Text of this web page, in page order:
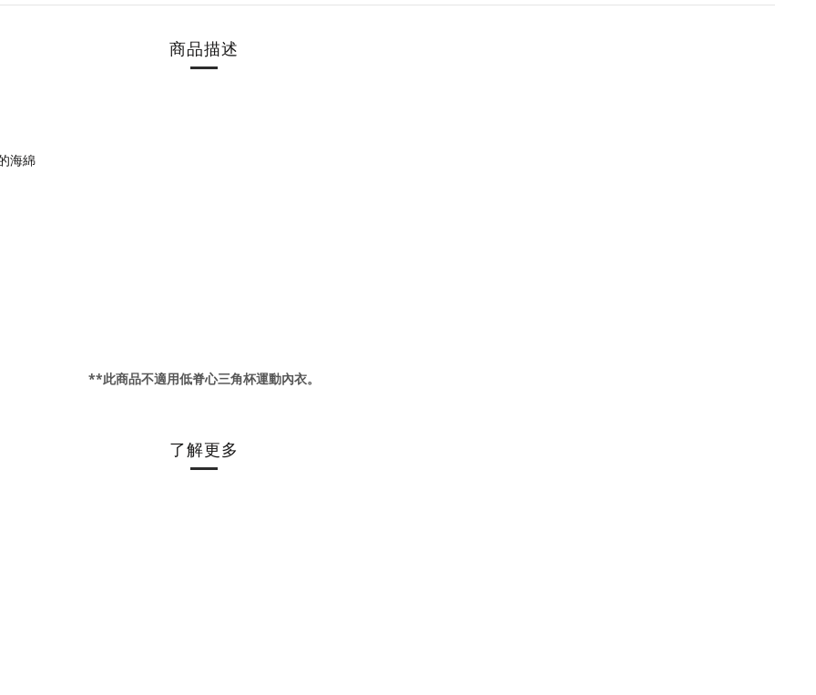
商品描述
海綿
**此商品不適用低脊心三角杯運動內衣。
了解更多